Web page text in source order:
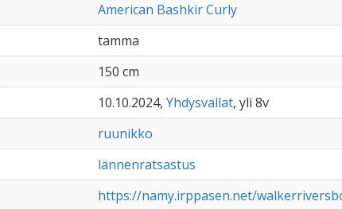
American Bashkir Curly
tamma
150 cm
10.10.2024, Yhdysvallat, yli 8v
ruunikko
lännenratsastus
https://namy.irppasen.net/